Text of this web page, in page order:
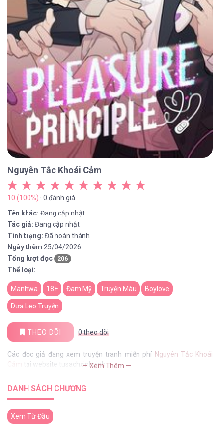
Nguyên Tắc Khoái Cảm
10 (100%) · 0 đánh giá
Tên khác: Đang cập nhật
Tác giả: Đang cập nhật
Tình trạng: Đã hoàn thành
Ngày thêm 25/04/2026
Tổng lượt đọc
206
Thể loại:
Manhwa 18+ Đam Mỹ Truyện Màu Boylove
Dưa Leo Truyện
THEO DÕI · 0theo dõi
Các đọc giả đang xem truyện tranh miễn phí Nguyên Tắc Khoái
Cảm
tại website tusachxinhxinh— Xem Thêm —
DANH SÁCH CHƯƠNG
Xem Từ Đầu